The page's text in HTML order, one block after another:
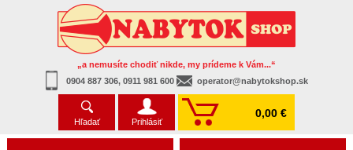
„a nemusíte chodiť nikde, my prídeme k Vám...“
0904 887 306, 0911 981 600
operator@nabytokshop.sk
Hľadať Prihlásiť
0,00 €